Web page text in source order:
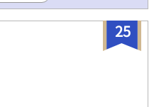
興奮した眼差しでスマホのカ
せたほろ酔いの新入社員まで
に股間を膨らませていく。
ルが、韮川の肉体に刻まれた
の肉棒は我慢汁を散らし
た。 さらに舞台は深夜のフ
25